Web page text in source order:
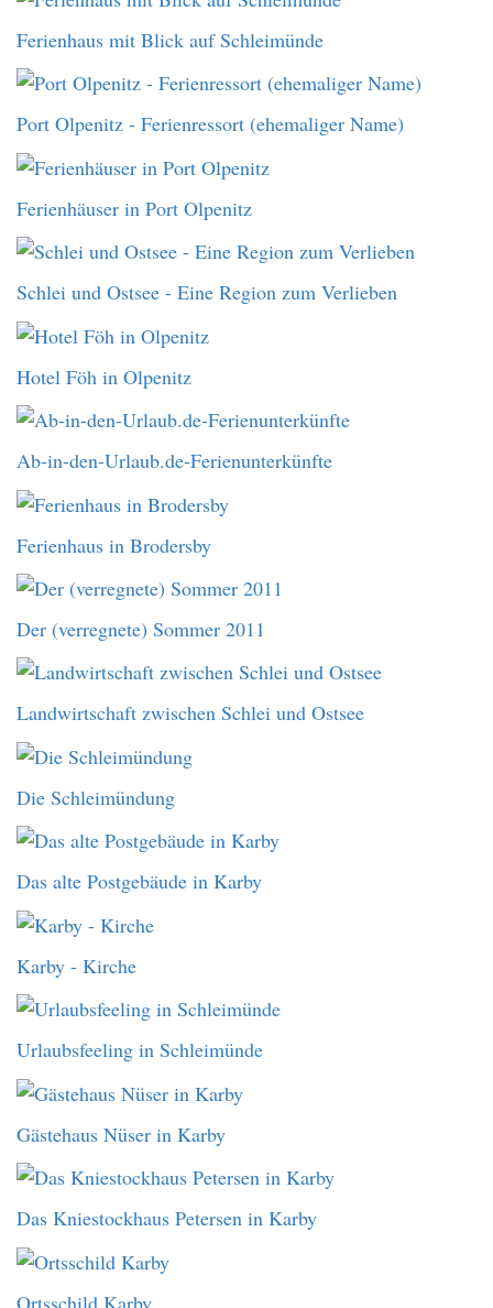
Ferienhaus mit Blick auf Schleimünde
Port Olpenitz - Ferienressort (ehemaliger Name)
Ferienhäuser in Port Olpenitz
Schlei und Ostsee - Eine Region zum Verlieben
Hotel Föh in Olpenitz
Ab-in-den-Urlaub.de-Ferienunterkünfte
Ferienhaus in Brodersby
Der (verregnete) Sommer 2011
Landwirtschaft zwischen Schlei und Ostsee
Die Schleimündung
Das alte Postgebäude in Karby
Karby - Kirche
Urlaubsfeeling in Schleimünde
Gästehaus Nüser in Karby
Das Kniestockhaus Petersen in Karby
Ortsschild Karby